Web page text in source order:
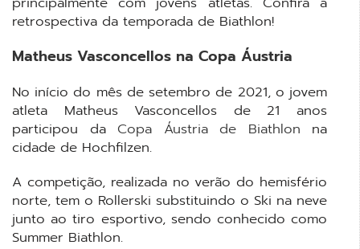
retrospectiva da temporada de Biathlon!
Matheus Vasconcellos na Copa Áustria
No início do mês de setembro de 2021, o jovem
atleta Matheus Vasconcellos de 21 anos
participou da Copa Áustria de Biathlon na
cidade de Hochfilzen.
A competição, realizada no verão do hemisfério
norte, tem o Rollerski substituindo o Ski na neve
junto ao tiro esportivo, sendo conhecido como
Summer Biathlon.